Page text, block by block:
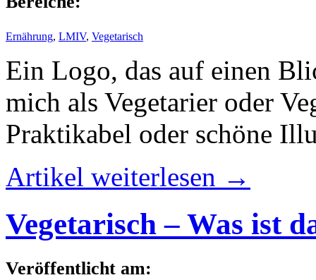
Ernährung, LMIV, Vegetarisch
Ein Logo, das auf einen
mich als Vegetarier oder
Praktikabel oder schöne
Artikel weiterlesen →
Vegetarisch – Was ist
Veröffentlicht am: